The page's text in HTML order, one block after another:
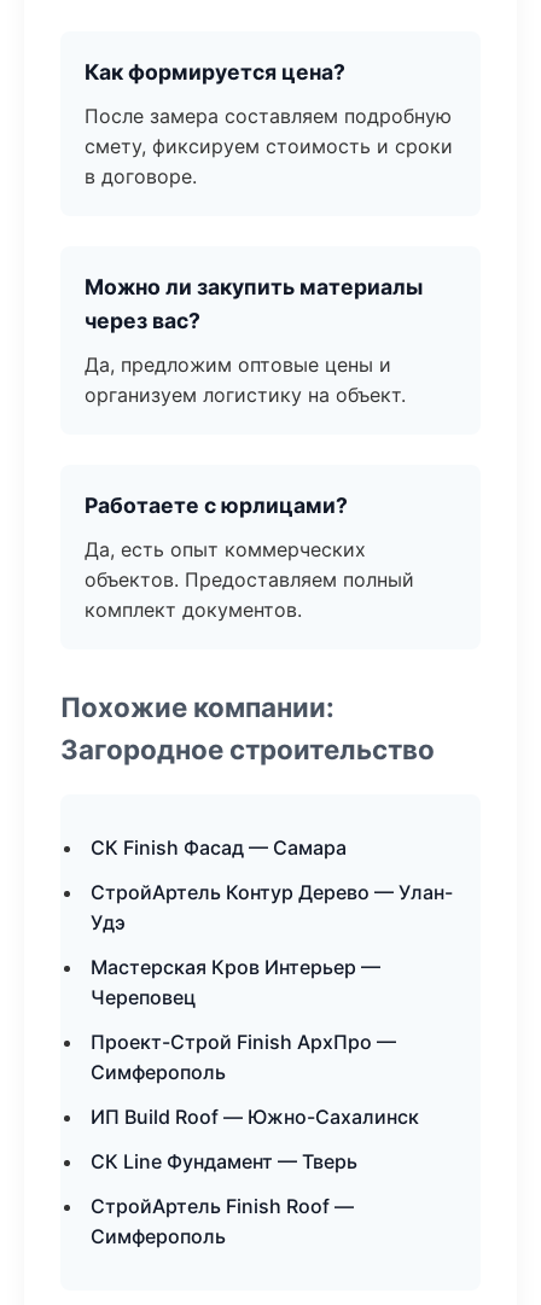
Как формируется цена?
После замера составляем подробную
смету, фиксируем стоимость и сроки
в договоре.
Можно ли закупить материалы
через вас?
Да, предложим оптовые цены и
организуем логистику на объект.
Работаете с юрлицами?
Да, есть опыт коммерческих
объектов. Предоставляем полный
комплект документов.
Похожие компании:
Загородное строительство
СК Finish Фасад — Самара
СтройАртель Контур Дерево — Улан-
Удэ
Мастерская Кров Интерьер —
Череповец
Проект-Строй Finish АрхПро —
Симферополь
ИП Build Roof — Южно-Сахалинск
СК Line Фундамент — Тверь
СтройАртель Finish Roof —
Симферополь